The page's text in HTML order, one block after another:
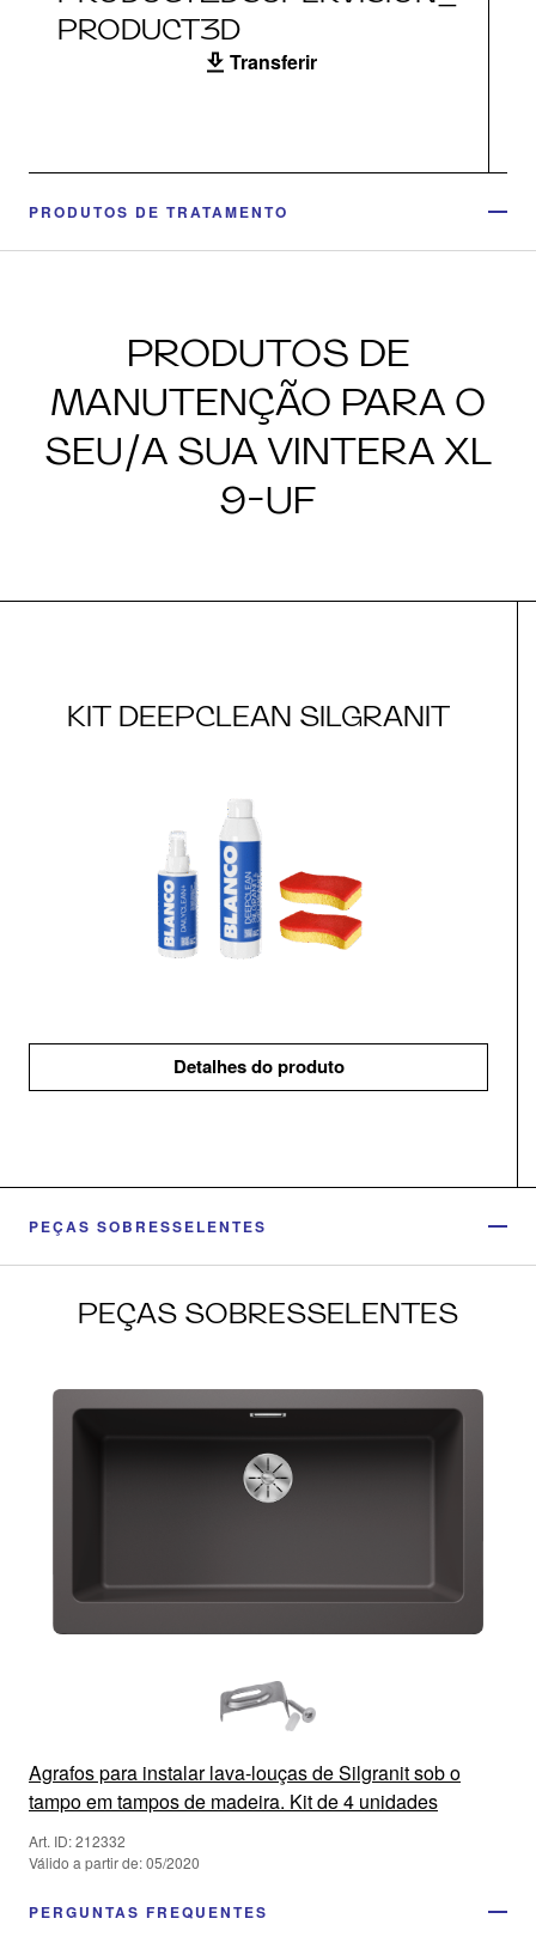
PRODUCT3D
Transferir
PRODUTOS DE TRATAMENTO
PRODUTOS DE
MANUTENÇÃO PARA O
SEU/A SUA VINTERA XL
9-UF
KIT DEEPCLEAN SILGRANIT
Detalhes do produto
PEÇAS SOBRESSELENTES
PEÇAS SOBRESSELENTES
Agrafos para instalar lava-louças de Silgranit sob o
tampo em tampos de madeira. Kit de 4 unidades
Art. ID: 212332
Válido a partir de: 05/2020
PERGUNTAS FREQUENTES